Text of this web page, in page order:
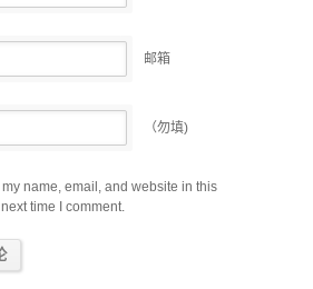
邮箱
（勿填)
name, email, and website in this
time I comment.